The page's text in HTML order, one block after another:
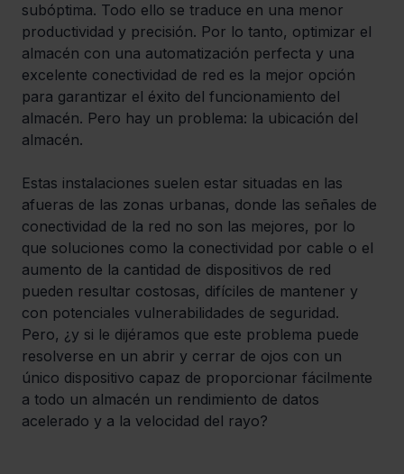
subóptima. Todo ello se traduce en una menor
productividad y precisión. Por lo tanto, optimizar el
almacén con una automatización perfecta y una
excelente conectividad de red es la mejor opción
para garantizar el éxito del funcionamiento del
almacén. Pero hay un problema: la ubicación del
almacén.
Estas instalaciones suelen estar situadas en las
afueras de las zonas urbanas, donde las señales de
conectividad de la red no son las mejores, por lo
que soluciones como la conectividad por cable o el
aumento de la cantidad de dispositivos de red
pueden resultar costosas, difíciles de mantener y
con potenciales vulnerabilidades de seguridad.
Pero, ¿y si le dijéramos que este problema puede
resolverse en un abrir y cerrar de ojos con un
único dispositivo capaz de proporcionar fácilmente
a todo un almacén un rendimiento de datos
acelerado y a la velocidad del rayo?